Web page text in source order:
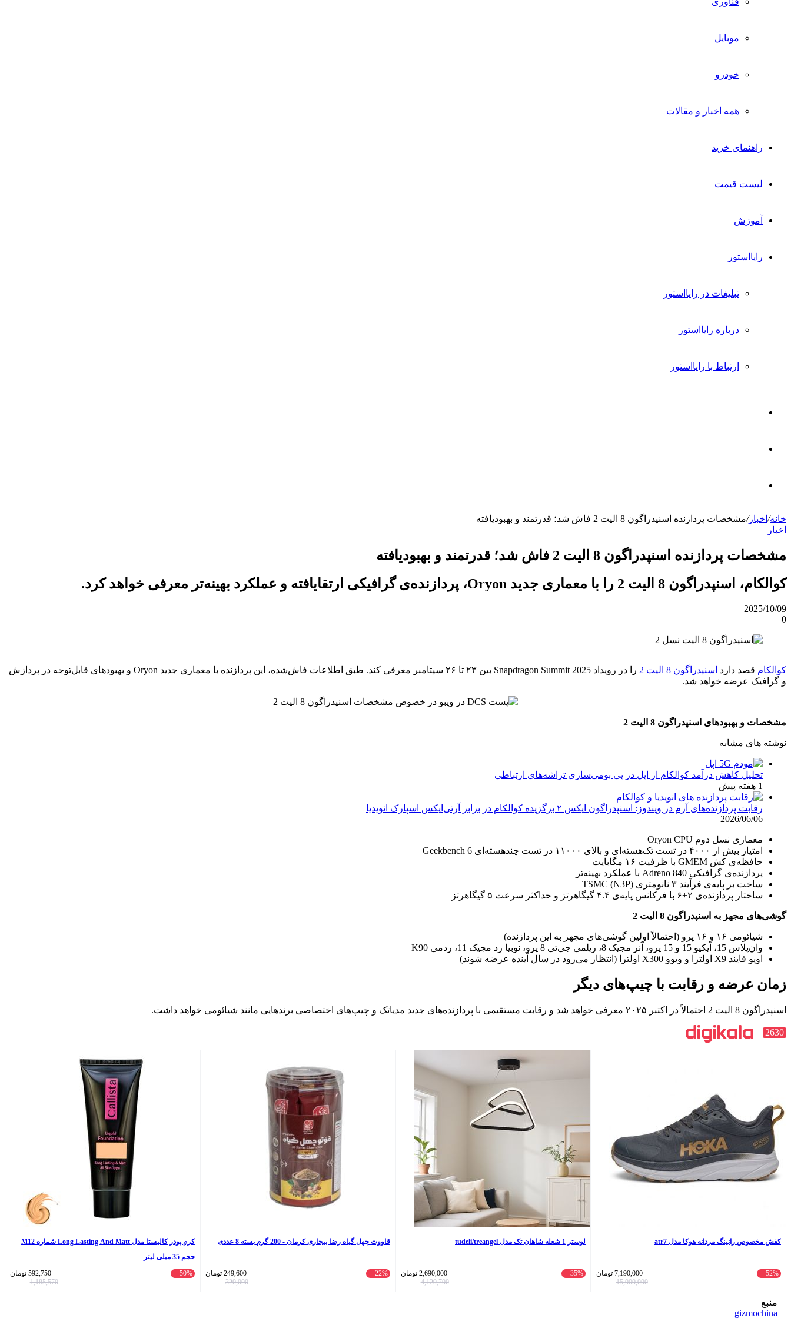
موبایل
خودرو
همه اخبار و مقالات
راهنمای خرید
لیست قیمت
آموزش
رایااستور
تبلیغات در رایااستور
درباره رایااستور
ارتباط با رایااستور
برای خانه/ اخبار/مشخصات پردازنده اسنپدراگون 8 الیت 2 فاش شد؛ قدرتمند و بهبودیافته
اخبار
مشخصات پردازنده اسنپدراگون 8 الیت 2 فاش شد؛ قدرتمند و بهبودیافته
کوالکام، اسنپدراگون 8 الیت 2 را با معماری جدید Oryon، پردازنده‌ی گرافیکی ارتقایافته و عملکرد بهینه‌تر معرفی خواهد کرد.
2025/10/09
0
کوالکام قصد دارد اسنپدراگون 8 الیت 2
را در رویداد Snapdragon Summit 2025 بین ۲۳ تا ۲۶ سپتامبر معرفی کند. طبق اطلاعات فاش‌شده، این پردازنده با معماری جدید Oryon و بهبودهای قابل‌توجه در پردازش
و گرافیک عرضه خواهد شد.
مشخصات و بهبودهای اسنپدراگون 8 الیت 2
نوشته های مشابه
تحلیل کاهش درآمد کوالکام از اپل در پی بومی‌سازی تراشه‌های ارتباطی
1 هفته پیش
رقابت پردازنده‌های آرم در ویندوز: اسنپدراگون ایکس ۲ برگزیده کوالکام در برابر آرتی‌ایکس اسپارک انویدیا
2026/06/06
معماری نسل دوم Oryon CPU
امتیاز بیش از ۴۰۰۰ در تست تک‌هسته‌ای و بالای ۱۱۰۰۰ در تست چند‌هسته‌ای Geekbench 6
حافظه‌ی کش GMEM با ظرفیت ۱۶ مگابایت
پردازنده‌ی گرافیکی Adreno 840 با عملکرد بهینه‌تر
ساخت بر پایه‌ی فرآیند ۳ نانومتری TSMC (N3P)
ساختار پردازنده‌ی ۲+۶ با فرکانس پایه‌ی ۴.۴ گیگاهرتز و حداکثر سرعت ۵ گیگاهرتز
گوشی‌های مجهز به اسنپدراگون 8 الیت 2
شیائومی ۱۶ و ۱۶ پرو (احتمالاً اولین گوشی‌های مجهز به این پردازنده)
وان‌پلاس 15، آیکیو 15 و 15 پرو، آنر مجیک 8، ریلمی جی‌تی 8 پرو، نوبیا رد مجیک 11، ردمی K90
اوپو فایند X9 اولترا و ویوو X300 اولترا (انتظار می‌رود در سال آینده عرضه شوند)
زمان عرضه و رقابت با چیپ‌های دیگر
اسنپدراگون 8 الیت 2 احتمالاً در اکتبر ۲۰۲۵ معرفی خواهد شد و رقابت مستقیمی با پردازنده‌های جدید مدیاتک و چیپ‌های اختصاصی برندهایی مانند شیائومی خواهد داشت.
2630
کفش مخصوص رانینگ مردانه هوکا مدل atr7
52%
7,190,000 تومان
15,000,000
لوستر 1 شعله شاهان تک مدل tudeli/treangel
35%
2,690,000 تومان
4,129,700
قاووت چهل گیاه رضا بیجاری کرمان - 200 گرم بسته 8 عددی
22%
249,600 تومان
320,000
کرم پودر کالیستا مدل Long Lasting And Matt شماره M12
حجم 35 میلی لیتر
50%
592,750 تومان
1,185,570
منبع
gizmochina